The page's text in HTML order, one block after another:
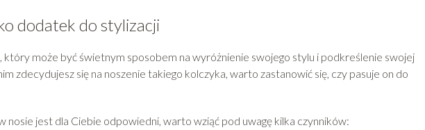
dodatek do stylizacji
może być świetnym sposobem na wyróżnienie swojego stylu i podkreślenie swojej
zdecydujesz się na noszenie takiego kolczyka, warto zastanowić się, czy pasuje on do
nosie jest dla Ciebie odpowiedni, warto wziąć pod uwagę kilka czynników: